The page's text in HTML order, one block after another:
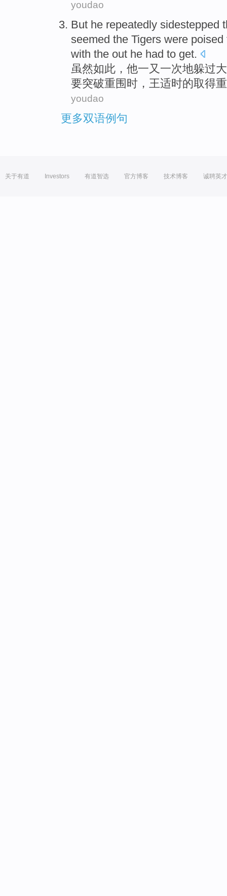
youdao
But he repeatedly sidestepped
seemed the Tigers were
with the out he had to get.
虽然如此， 他一又一次地躲过
要突破重围时， 王适时的取得
youdao
更多双语例句
关于有道 Investors 有道智选 官方博客 技术博客 诚聘英才